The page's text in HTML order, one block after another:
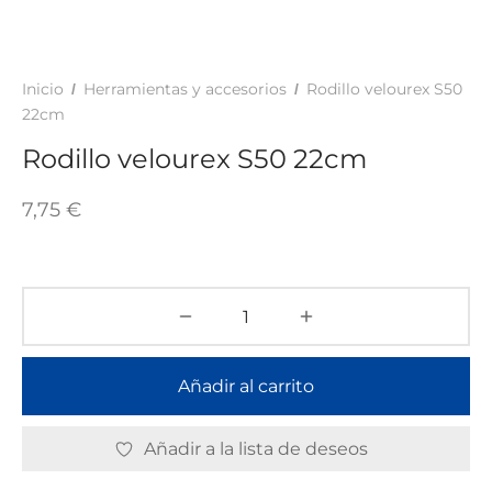
Inicio / Herramientas y accesorios / Rodillo velourex S50
22cm
Rodillo velourex S50 22cm
7,75 €
Añadir al carrito
Añadir a la lista de deseos
TINTES Y MANUALIDADES